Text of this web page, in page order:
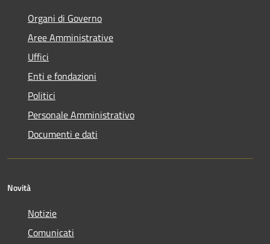
Organi di Governo
Aree Amministrative
Uffici
Enti e fondazioni
Politici
Personale Amministrativo
Documenti e dati
Novità
Notizie
Comunicati